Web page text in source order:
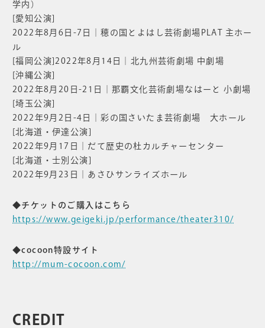
学内）
[愛知公演]
2022年8月6日-7日｜穂の国とよはし芸術劇場PLAT 主ホー
ル
[福岡公演]2022年8月14日｜北九州芸術劇場 中劇場
[沖縄公演]
2022年8月20日-21日｜那覇文化芸術劇場なはーと 小劇場
[埼玉公演]
2022年9月2日-4日｜彩の国さいたま芸術劇場 大ホール
[北海道・伊達公演]
2022年9月17日｜だて歴史の杜カルチャーセンター
[北海道・士別公演]
2022年9月23日｜あさひサンライズホール
◆チケットのご購入はこちら
https://www.geigeki.jp/performance/theater310/
◆cocoon特設サイト
http://mum-cocoon.com/
CREDIT